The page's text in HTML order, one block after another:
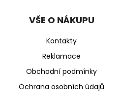
VŠE O NÁKUPU
Kontakty
Reklamace
Obchodní podmínky
Ochrana osobních údajů